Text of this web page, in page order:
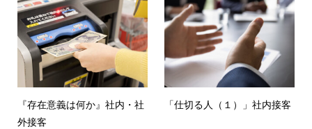
『存在意義は何か』社内・社
外接客
「仕切る人（１）」社内接客